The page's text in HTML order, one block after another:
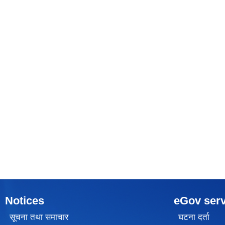
Notices
सूचना तथा समाचार
eGov
घटना दर्ता